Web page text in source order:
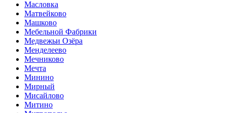
Масловка
Матвейково
Машково
Мебельной Фабрики
Медвежьи Озёра
Менделеево
Мечниково
Мечта
Минино
Мирный
Мисайлово
Митино